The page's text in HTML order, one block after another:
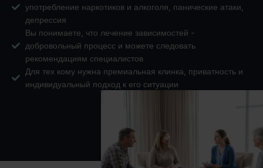
употребление наркотиков и алкоголя, панические атаки,
депрессия
Вы понимаете, что лечение зависимостей -
добровольный процесс и можете следовать
рекомендациям специалистов
Для тех кому нужна премиальная клинка, приватность и
индивидуальный подход к его ситуации